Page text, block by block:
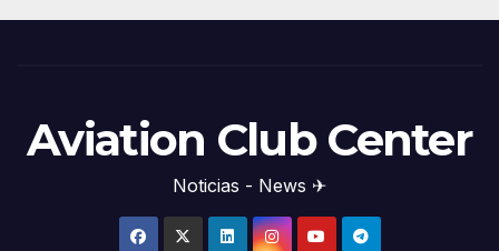
Aviation Club Center
Noticias - News ✈